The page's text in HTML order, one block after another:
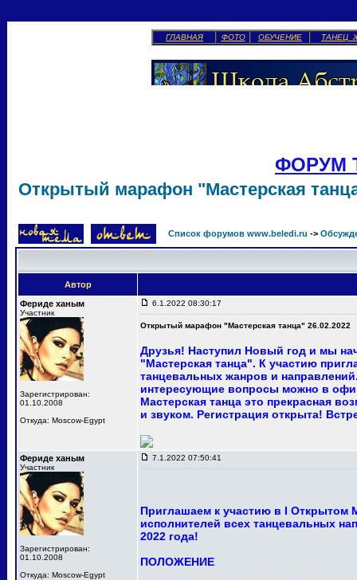
ГЛАВНАЯ ФОТО ОБУЧЕНИЕ ТАНЕЦ
ФОРУМ
Открытый марафон "Мастерская
Список форумов www.beledi.ru ->
Автор
Фериде ханым
Участник
Зарегистрирован:
01.10.2008
Откуда: Moscow-Egypt
6.1.2022 08:30:17
Открытый марафон "Мастерская танца" 26.02.2022
Друзья! Наступил Новый год и мы
"Мастерская танца". К участию
танцевальных жанров и
интересующие вопросы можно в
Мастерская танца это прекрасная
и звуком. Регистрация открыта!
Фериде ханым
Участник
Зарегистрирован:
01.10.2008
Откуда: Moscow-Egypt
7.1.2022 07:50:41
Приглашаем к участию в I
исполнителей всех танцевальных
2022 года!
ПОЛОЖЕНИЕ